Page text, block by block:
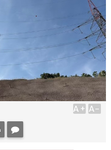
A+ A-